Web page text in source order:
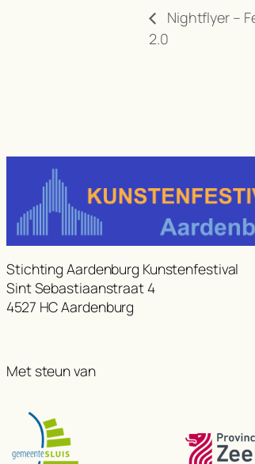
Nightflyer –
2.0
Stichting Aardenburg Kunstenfestival
Sint Sebastiaanstraat 4
4527 HC Aardenburg
Met steun van